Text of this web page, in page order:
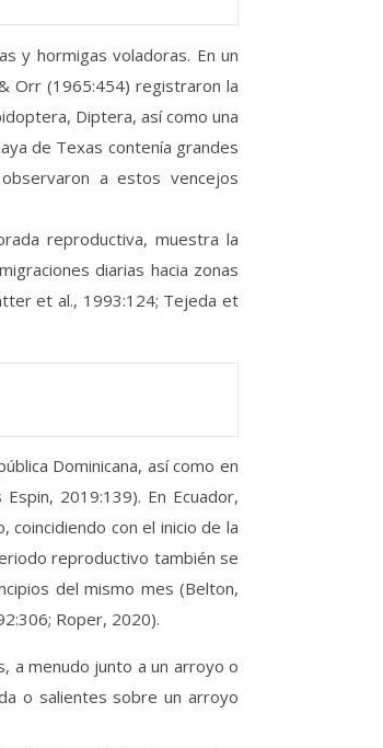
y hormigas voladoras. En un
Orr (1965:454) registraron la
Diptera, así como una
de Texas contenía grandes
a estos vencejos
reproductiva, muestra la
diarias hacia zonas
et al., 1993:124; Tejeda et
Dominicana, así como en
2019:139). En Ecuador,
con el inicio de la
reproductivo también se
del mismo mes (Belton,
Roper, 2020).
a menudo junto a un arroyo o
o salientes sobre un arroyo